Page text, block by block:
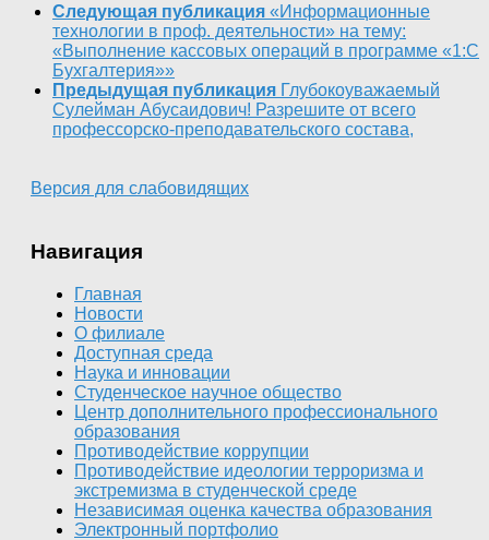
Следующая публикация «Информационные
технологии в проф. деятельности» на тему:
«Выполнение кассовых операций в программе «1:С
Бухгалтерия»»
Предыдущая публикация Глубокоуважаемый
Сулейман Абусаидович! Разрешите от всего
профессорско-преподавательского состава,
Версия для слабовидящих
Навигация
Главная
Новости
О филиале
Доступная среда
Наука и инновации
Студенческое научное общество
Центр дополнительного профессионального
образования
Противодействие коррупции
Противодействие идеологии терроризма и
экстремизма в студенческой среде
Независимая оценка качества образования
Электронный портфолио